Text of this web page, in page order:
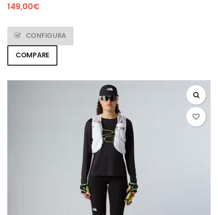
149,00€
CONFIGURA
COMPARE